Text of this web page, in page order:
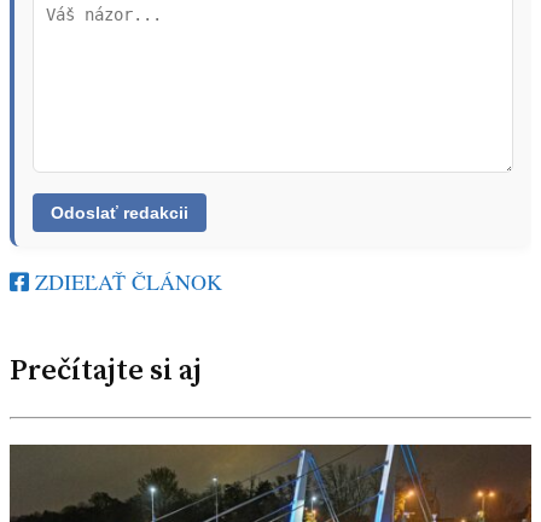
ZDIEĽAŤ ČLÁNOK
Prečítajte si aj